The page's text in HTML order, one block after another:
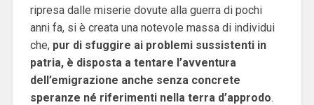
ripresa dalle miserie dovute alla guerra di pochi
anni fa, si è creata una notevole massa di individui
che, pur di sfuggire ai problemi sussistenti in
patria, è disposta a tentare I’avventura
dell’emigrazione anche senza concrete
speranze né riferimenti nella terra d’approdo.